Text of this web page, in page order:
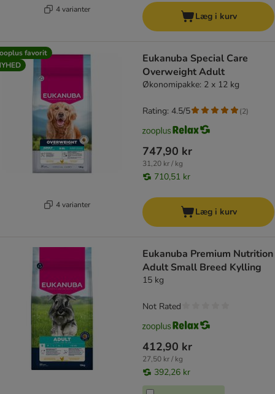
4 varianter
Læg i kurv
favorit
4 varianter
Eukanuba Special Care
Overweight Adult
Økonomipakke: 2 x 12 kg
747,90 kr
31,20 kr / kg
710,51 kr
Rating: 4.5/5 (2)
Læg i kurv
Eukanuba Premium Nutrition
Adult Small Breed Kylling
15 kg
412,90 kr
27,50 kr / kg
392,26 kr
Not Rated